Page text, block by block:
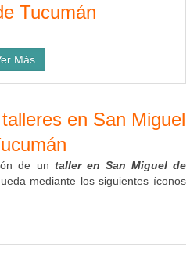
Tucumán
Más
en San Miguel
de un taller en San Miguel de
mediante los siguientes íconos